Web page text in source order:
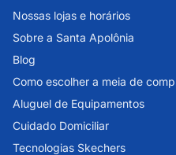
Nossas lojas e horários
Sobre a Santa Apolônia
Blog
Como escolher a meia de
Aluguel de Equipamentos
Cuidado Domiciliar
Tecnologias Skechers